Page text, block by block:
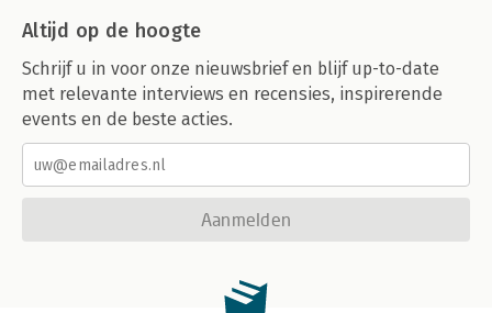
Altijd op de hoogte
Schrijf u in voor onze nieuwsbrief en blijf up-to-date
met relevante interviews en recensies, inspirerende
events en de beste acties.
Aanmelden